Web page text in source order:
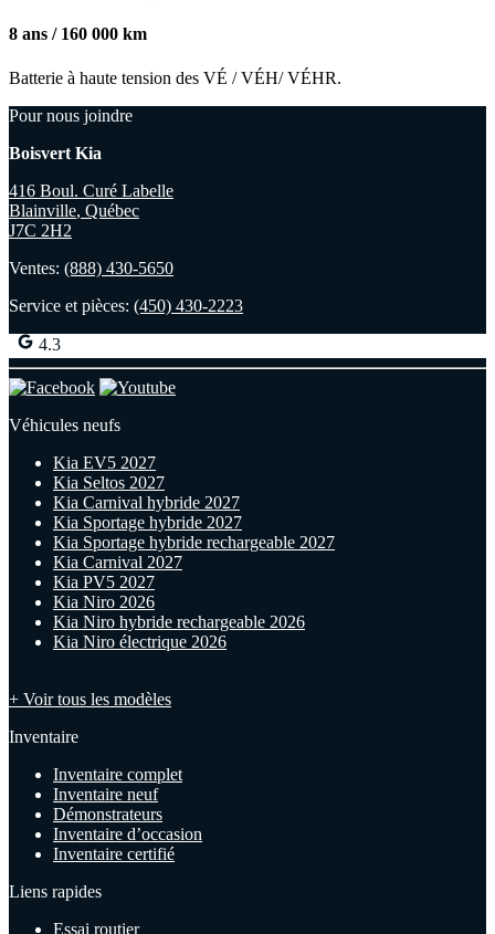
8 ans / 160 000 km
Batterie à haute tension des VÉ / VÉH/ VÉHR.
Pour nous joindre
Boisvert Kia
416 Boul. Curé Labelle
Blainville, Québec
J7C 2H2
Ventes: (888) 430-5650
Service et pièces: (450) 430-2223
4.3
Véhicules neufs
Kia EV5 2027
Kia Seltos 2027
Kia Carnival hybride 2027
Kia Sportage hybride 2027
Kia Sportage hybride rechargeable 2027
Kia Carnival 2027
Kia PV5 2027
Kia Niro 2026
Kia Niro hybride rechargeable 2026
Kia Niro électrique 2026
+ Voir tous les modèles
Inventaire
Inventaire complet
Inventaire neuf
Démonstrateurs
Inventaire d’occasion
Inventaire certifié
Liens rapides
Essai routier